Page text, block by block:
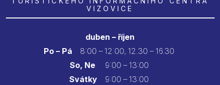
VIZOVICE
duben – říjen
Po – Pá
8:00 – 12:00, 12.30 – 16.30
So, Ne9:00 – 13:00
Svátky 9:00 – 13:00